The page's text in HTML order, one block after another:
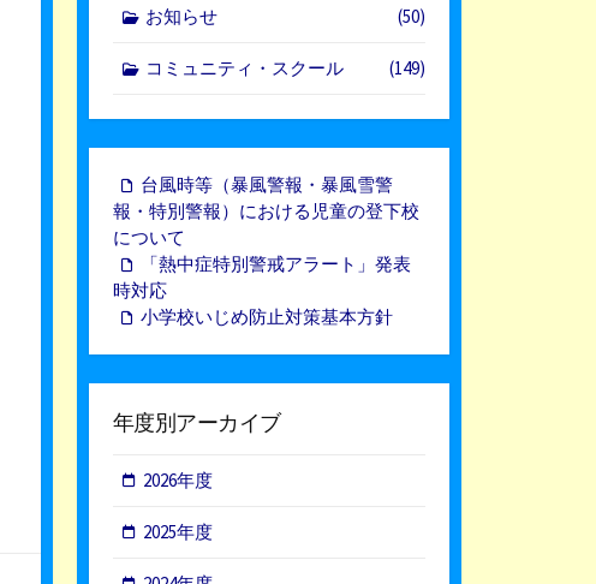
お知らせ (50)
コミュニティ・スクール (149)
台風時等（暴風警報・暴風雪警
報・特別警報）における児童の登下校
について
「熱中症特別警戒アラート」発表
時対応
小学校いじめ防止対策基本方針
年度別アーカイブ
2026年度
2025年度